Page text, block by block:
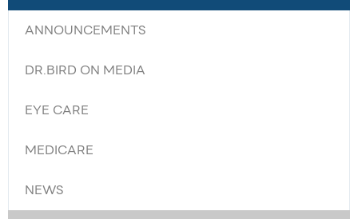
ANNOUNCEMENTS
DR.BIRD ON MEDIA
EYE CARE
MEDICARE
NEWS